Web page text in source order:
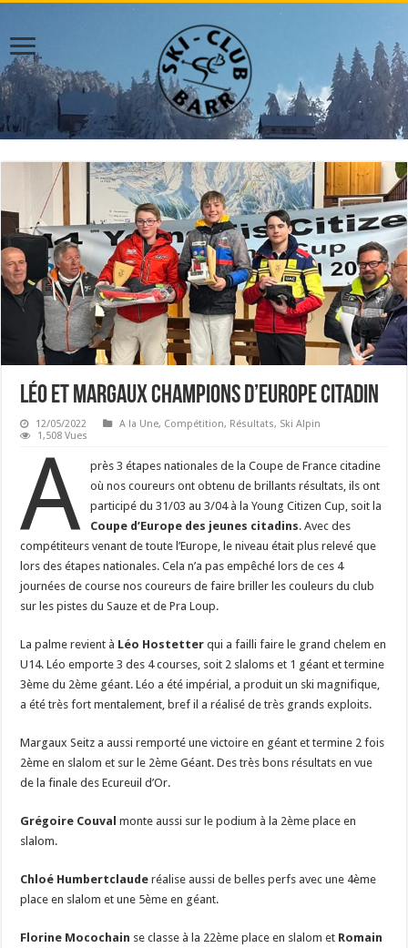
Léo et Margaux champions d’Europe Citadin
12/05/2022 A la Une, Compétition, Résultats, Ski Alpin
1,508 Vues
A
près 3 étapes nationales de la Coupe de France citadine
où nos coureurs ont obtenu de brillants résultats, ils ont
participé du 31/03 au 3/04 à la Young Citizen Cup, soit la
Coupe d’Europe des jeunes citadins. Avec des
compétiteurs venant de toute l’Europe, le niveau était plus relevé que
lors des étapes nationales. Cela n’a pas empêché lors de ces 4
journées de course nos coureurs de faire briller les couleurs du club
sur les pistes du Sauze et de Pra Loup.
La palme revient à Léo Hostetter qui a failli faire le grand chelem en
U14. Léo emporte 3 des 4 courses, soit 2 slaloms et 1 géant et termine
3ème du 2ème géant. Léo a été impérial, a produit un ski magnifique,
a été très fort mentalement, bref il a réalisé de très grands exploits.
Margaux Seitz a aussi remporté une victoire en géant et termine 2 fois
2ème en slalom et sur le 2ème Géant. Des très bons résultats en vue
de la finale des Ecureuil d’Or.
Grégoire Couval monte aussi sur le podium à la 2ème place en
slalom.
Chloé Humbertclaude réalise aussi de belles perfs avec une 4ème
place en slalom et une 5ème en géant.
Florine Mocochain se classe à la 22ème place en slalom et Romain